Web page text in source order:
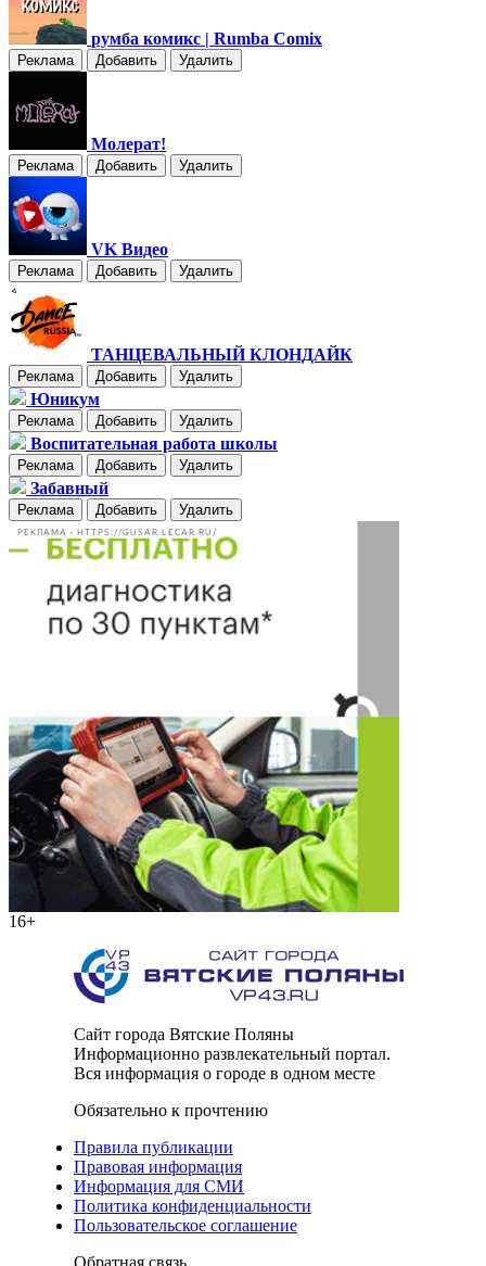
румба комикс | Rumba Comix
Реклама Добавить Удалить
Молерат!
Реклама Добавить Удалить
VK Видео
Реклама Добавить Удалить
ТАНЦЕВАЛЬНЫЙ КЛОНДАЙК
Реклама Добавить Удалить
Юникум
Реклама Добавить Удалить
Воспитательная работа школы
Реклама Добавить Удалить
Забавный
Реклама Добавить Удалить
РЕКЛАМА • HTTPS://GUSAR.LECAR.RU/
16+
Сайт города Вятские Поляны
Информационно развлекательный портал.
Вся информация о городе в одном месте
Обязательно к прочтению
Правила публикации
Правовая информация
Информация для СМИ
Политика конфиденциальности
Пользовательское соглашение